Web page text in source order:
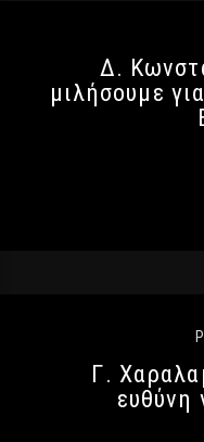
Δ.
μιλήσουμε
Γ.
ευθύνη